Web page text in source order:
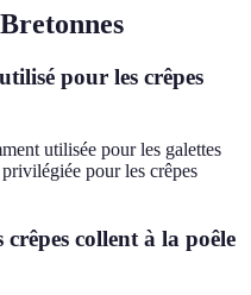
pour les crêpes
utilisée pour les galettes
pour les crêpes
collent à la poêle